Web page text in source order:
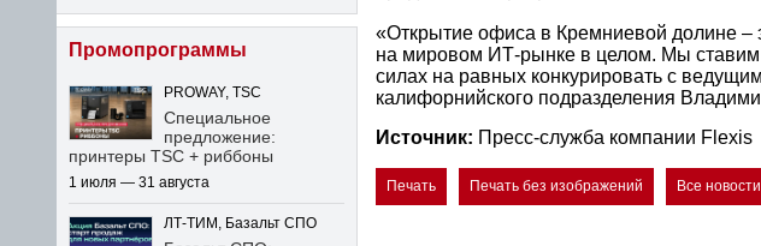
«Открытие офиса в Кремниевой долине –
на мировом ИТ-рынке в целом. Мы
силах на равных конкурировать с
калифорнийского подразделения
Источник: Пресс-служба компании Flexis
Печать Печать без изображений Все
Промопрограммы
PROWAY, TSC
Специальное
предложение:
принтеры TSC + риббоны
1 июля — 31 августа
ЛТ-ТИМ, Базальт СПО